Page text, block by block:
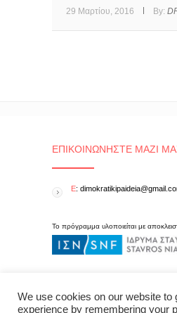
29 Μαρτίου, 2016 By:
ΕΠΙΚΟΙΝΩΝΉΣΤΕ ΜΑΖΊ
E:
Το πρόγραμμα υλοποιείται με
We use cookies on our website to
experience by remembering your